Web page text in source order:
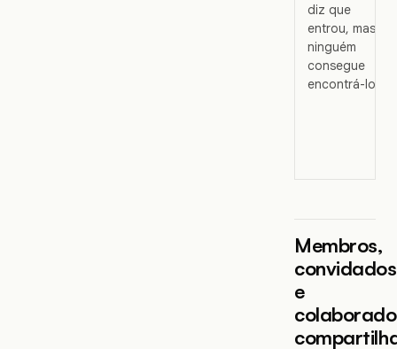
diz que
entrou, mas
ninguém
consegue
encontrá-lo
Membros,
convidados
e